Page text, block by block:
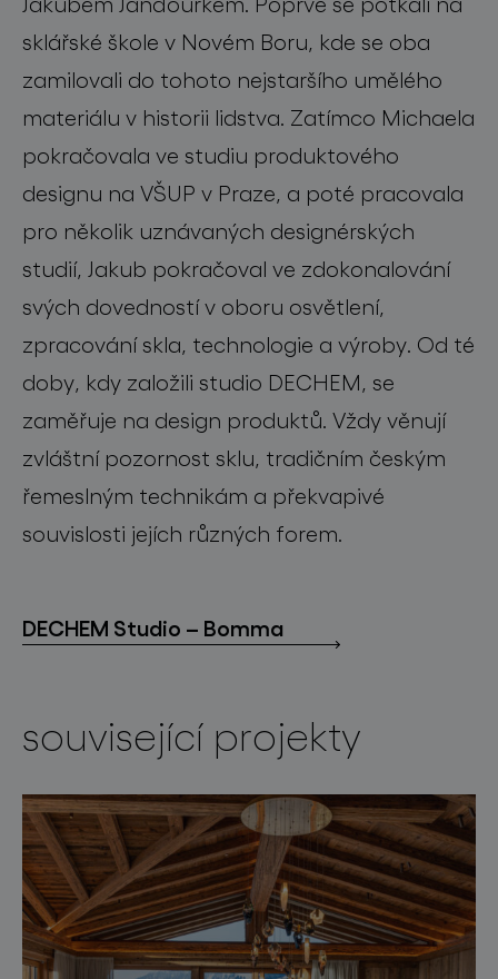
sklářské škole v Novém Boru, kde se oba
zamilovali do tohoto nejstaršího umělého
materiálu v historii lidstva. Zatímco Michaela
pokračovala ve studiu produktového
designu na VŠUP v Praze, a poté pracovala
pro několik uznávaných designérských
studií, Jakub pokračoval ve zdokonalování
svých dovedností v oboru osvětlení,
zpracování skla, technologie a výroby. Od té
doby, kdy založili studio DECHEM, se
zaměřuje na design produktů. Vždy věnují
zvláštní pozornost sklu, tradičním českým
řemeslným technikám a překvapivé
souvislosti jejích různých forem.
DECHEM Studio – Bomma
související projekty